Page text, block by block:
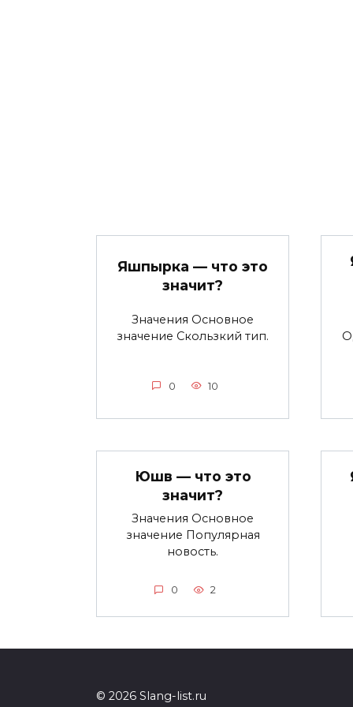
Яшпырка — что это
значит?
Значения Основное
значение Скользкий тип.
0 10
Юшв — что это
значит?
Значения Основное
значение Популярная
новость.
0 2
© 2026 Slang-list.ru